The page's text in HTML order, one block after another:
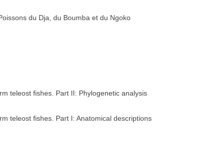
du Dja, du Boumba et du Ngoko
teleost fishes. Part II: Phylogenetic analysis
teleost fishes. Part I: Anatomical descriptions